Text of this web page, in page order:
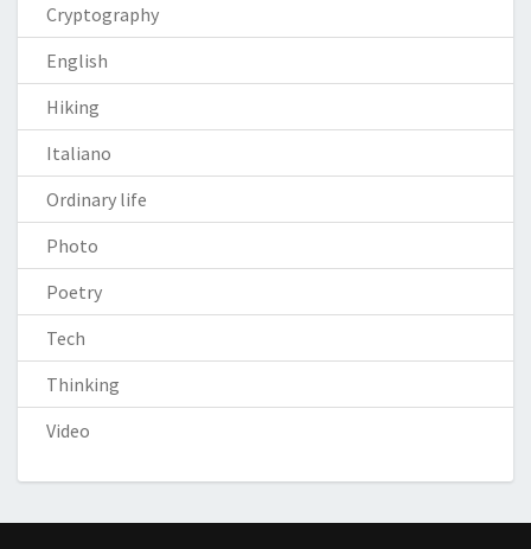
Cryptography
English
Hiking
Italiano
Ordinary life
Photo
Poetry
Tech
Thinking
Video